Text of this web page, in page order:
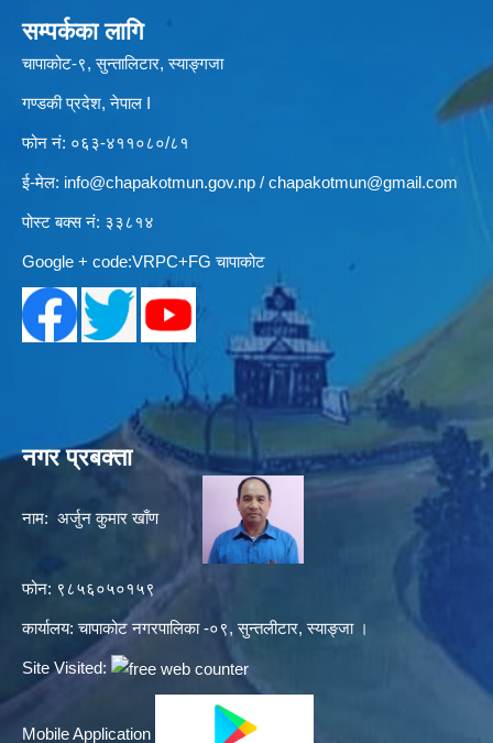
सम्पर्कका लागि
चापाकोट-९, सुन्तालिटार, स्याङ्गजा
गण्डकी प्रदेश, नेपाल I
फोन नं: ०६३-४११०८०/८१
ई-मेल: info@chapakotmun.gov.np / chapakotmun@gmail.com
पोस्ट बक्स नं: ३३८१४
Google + code:VRPC+FG चापाकोट
नगर प्रबक्ता
नाम: अर्जुन कुमार खाँण
फोन: ९८५६०५०१५९
कार्यालय: चापाकोट नगरपालिका -०९, सुन्तलीटार, स्याङ्जा ।
Site Visited:
Mobile Application